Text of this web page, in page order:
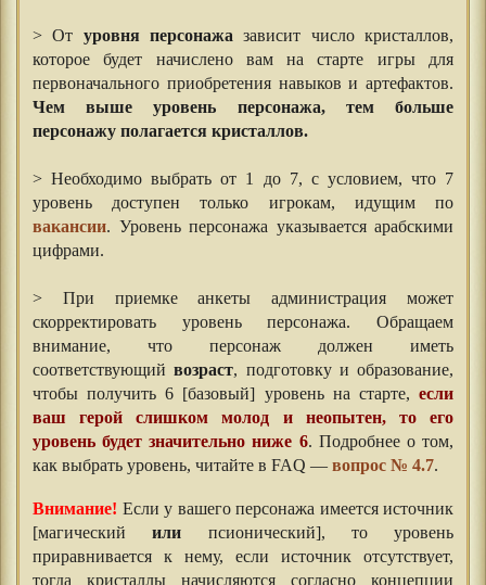
> От уровня персонажа зависит число кристаллов,
которое будет начислено вам на старте игры для
первоначального приобретения навыков и артефактов.
Чем выше уровень персонажа, тем больше
персонажу полагается кристаллов.
> Необходимо выбрать от 1 до 7, с условием, что 7
уровень доступен только игрокам, идущим по
вакансии. Уровень персонажа указывается арабскими
цифрами.
> При приемке анкеты администрация может
скорректировать уровень персонажа. Обращаем
внимание, что персонаж должен иметь
соответствующийвозраст, подготовку и образование,
чтобы получить 6 [базовый] уровень на старте, если
ваш герой слишком молод и неопытен, то его
уровень будет значительно ниже 6. Подробнее о том,
как выбрать уровень, читайте в FAQ — вопрос № 4.7.
Внимание! Если у вашего персонажа имеется источник
[магическийили псионический], то уровень
приравнивается к нему, если источник отсутствует,
тогда кристаллы начисляются согласно концепции